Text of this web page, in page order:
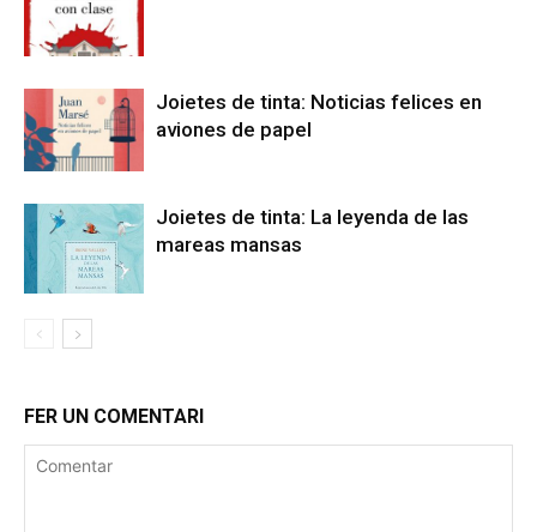
Joietes de tinta: Noticias felices en
aviones de papel
Joietes de tinta: La leyenda de las
mareas mansas
FER UN COMENTARI